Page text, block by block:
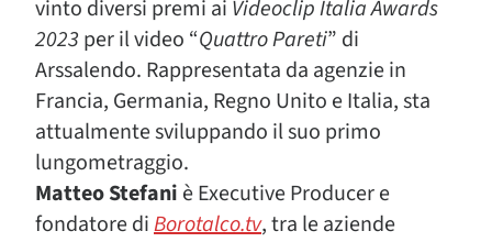
vinto diversi premi ai Videoclip Italia Awards
2023 per il video “Quattro Pareti” di
Arssalendo. Rappresentata da agenzie in
Francia, Germania, Regno Unito e Italia, sta
attualmente sviluppando il suo primo
lungometraggio.
Matteo Stefani è Executive Producer e
fondatore diBorotalco.tv, tra le aziende